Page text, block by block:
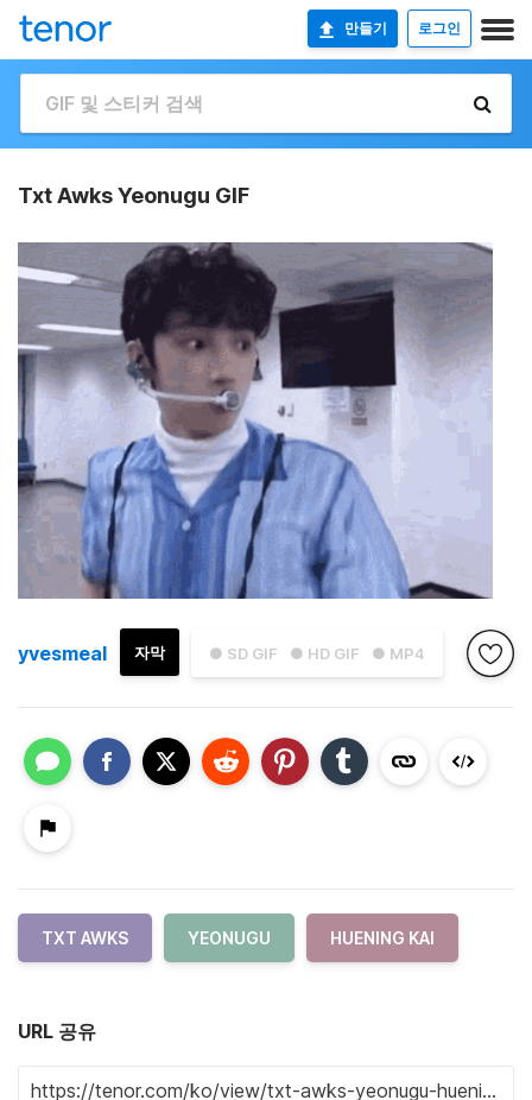
만들기 로그인
Txt Awks Yeonugu GIF
● SD GIF ● HD GIF ● MP4
자막
yvesmeal
TXT AWKS YEONUGU HUENING KAI
URL 공유